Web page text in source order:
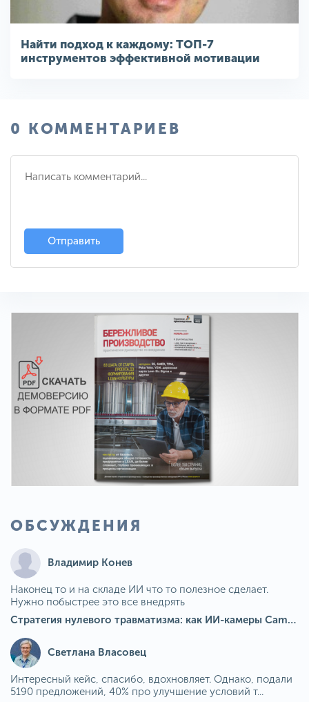
Найти подход к каждому: ТОП-7
инструментов эффективной мотивации
0 КОММЕНТАРИЕВ
Отправить
ОБСУЖДЕНИЯ
Владимир Конев
Наконец то и на складе ИИ что то полезное сделает.
Нужно побыстрее это все внедрять
Стратегия нулевого травматизма: как ИИ-камеры Camkord снижают риск наезда на пешехода при работе на погрузчике
Светлана Власовец
Интересный кейс, спасибо, вдохновляет. Однако, подали
5190 предложений, 40% про улучшение условий т...